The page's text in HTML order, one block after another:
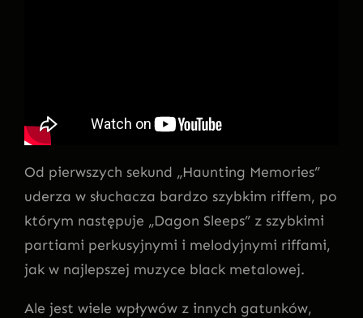
Od pierwszych sekund „Haunting Memories”
uderza w słuchacza bardzo szybkim riffem, po
którym następuje „Dagon Sleeps” z szybkimi
partiami perkusyjnymi i melodyjnymi riffami,
jak w najlepszej muzyce black metalowej.
Ale jest wiele wpływów z innych gatunków,